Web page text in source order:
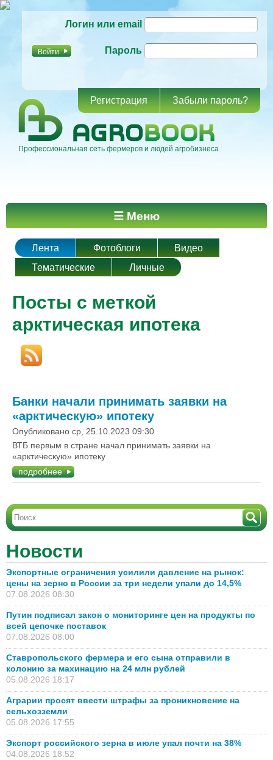
основному
Логин или email
Пароль
Регистрация Забыли пароль?
Профессиональная сеть фермеров и людей агробизнеса
Главное меню ☰ Меню
Лента Фотоблоги
Видео
Тематические
Личные
Посты с меткой
арктическая ипотека
Банки начали принимать заявки на
«арктическую» ипотеку
Опубликовано ср, 25.10.2023 09:30
ВТБ первым в стране начал принимать заявки на
«арктическую» ипотеку
подробнее
Новости
Экспортные ограничения усилили давление на рынок:
цены на зерно в России за три недели упали до 14,5%
07.08.2026 08:30
Путин подписал закон о мониторинге цен на продукты по
всей цепочке поставок
07.08.2026 08:00
Ставропольского фермера и его сына отправили в
колонию за махинацию на 24 млн рублей
05.08.2026 18:17
Аграрии просят ввести штрафы за проникновение на
сельхозземли
05.08.2026 17:55
Экспорт российского зерна в июле упал почти на 38%
04.08.2026 18:52